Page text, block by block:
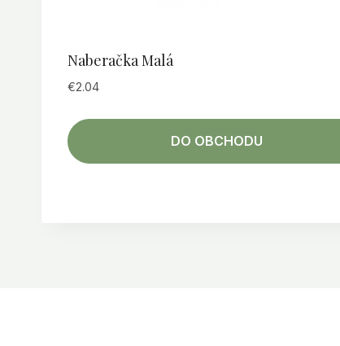
Naberačka Malá
€2.04
DO OBCHODU